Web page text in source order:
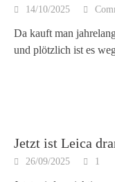
14/10/2025
Da kauft man
und plötzlich ist es
Jetzt ist Leica
26/09/2025 1